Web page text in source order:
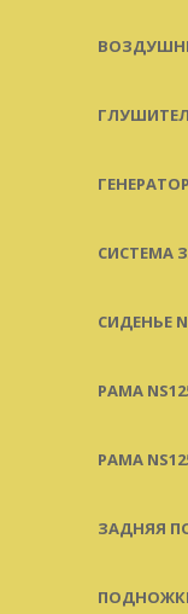
СИСТЕМА
СИДЕНЬЕ
РАМА
РАМА
ЗАДНЯЯ